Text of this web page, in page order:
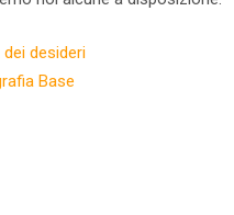
desideri
Base